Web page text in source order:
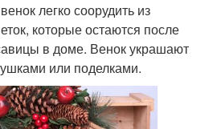
легко соорудить из
которые остаются после
в доме. Венок украшают
или поделками.